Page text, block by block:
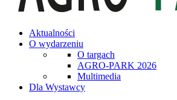
Aktualności
O wydarzeniu
O targach
AGRO-PARK 2026
Multimedia
Dla Wystawcy